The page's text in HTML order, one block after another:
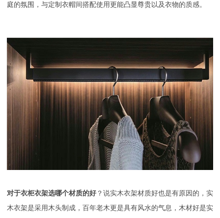
庭的氛围，与定制衣帽间搭配使用更能凸显尊贵以及衣物的质感。
对于衣柜衣架选哪个材质的好 ？说实木衣架材质好也是有原因的，实
木衣架是采用木头制成，百年老木更是具有风水的气息，木材好是实